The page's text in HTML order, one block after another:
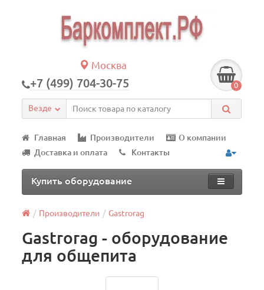
Москва
+7 (499) 704-30-75 0
Везде
Главная Производители
О компании
Доставка и оплата
Контакты
Купить оборудование
Производители Gastrorag
Gastrorag - оборудование
для общепита